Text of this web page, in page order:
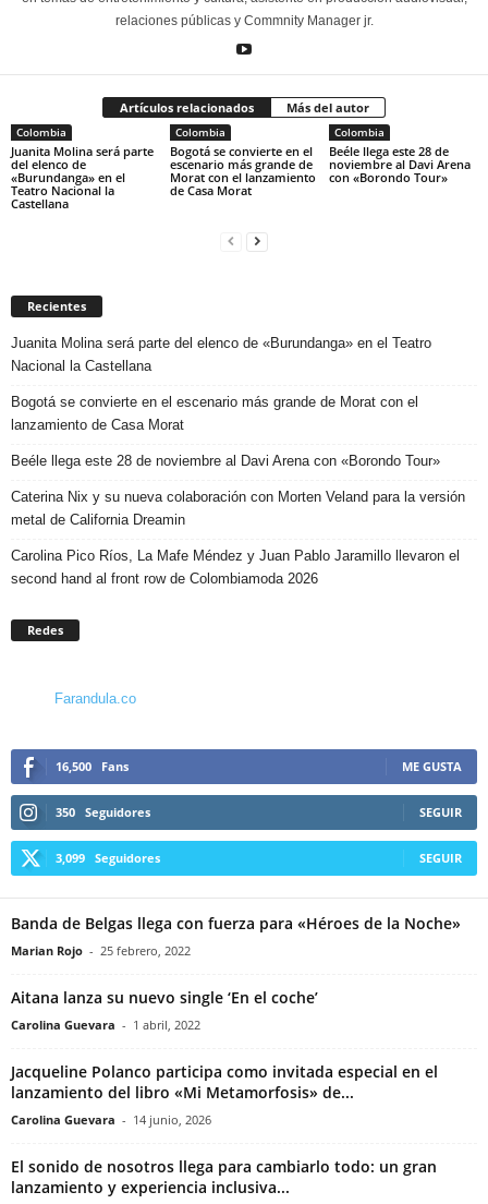
relaciones públicas y Commnity Manager jr.
Artículos relacionados Más del autor
Colombia
Juanita Molina será parte
del elenco de
«Burundanga» en el
Teatro Nacional la
Castellana
Colombia
Bogotá se convierte en el
escenario más grande de
Morat con el lanzamiento
de Casa Morat
Colombia
Beéle llega este 28 de
noviembre al Davi Arena
con «Borondo Tour»
Recientes
Juanita Molina será parte del elenco de «Burundanga» en el Teatro
Nacional la Castellana
Bogotá se convierte en el escenario más grande de Morat con el
lanzamiento de Casa Morat
Beéle llega este 28 de noviembre al Davi Arena con «Borondo Tour»
Caterina Nix y su nueva colaboración con Morten Veland para la versión
metal de California Dreamin
Carolina Pico Ríos, La Mafe Méndez y Juan Pablo Jaramillo llevaron el
second hand al front row de Colombiamoda 2026
Redes
Farandula.co
16,500 Fans ME GUSTA
350 Seguidores SEGUIR
3,099 Seguidores SEGUIR
Banda de Belgas llega con fuerza para «Héroes de la Noche»
Marian Rojo - 25 febrero, 2022
Aitana lanza su nuevo single ‘En el coche’
Carolina Guevara - 1 abril, 2022
Jacqueline Polanco participa como invitada especial en el
lanzamiento del libro «Mi Metamorfosis» de...
Carolina Guevara - 14 junio, 2026
El sonido de nosotros llega para cambiarlo todo: un gran
lanzamiento y experiencia inclusiva...